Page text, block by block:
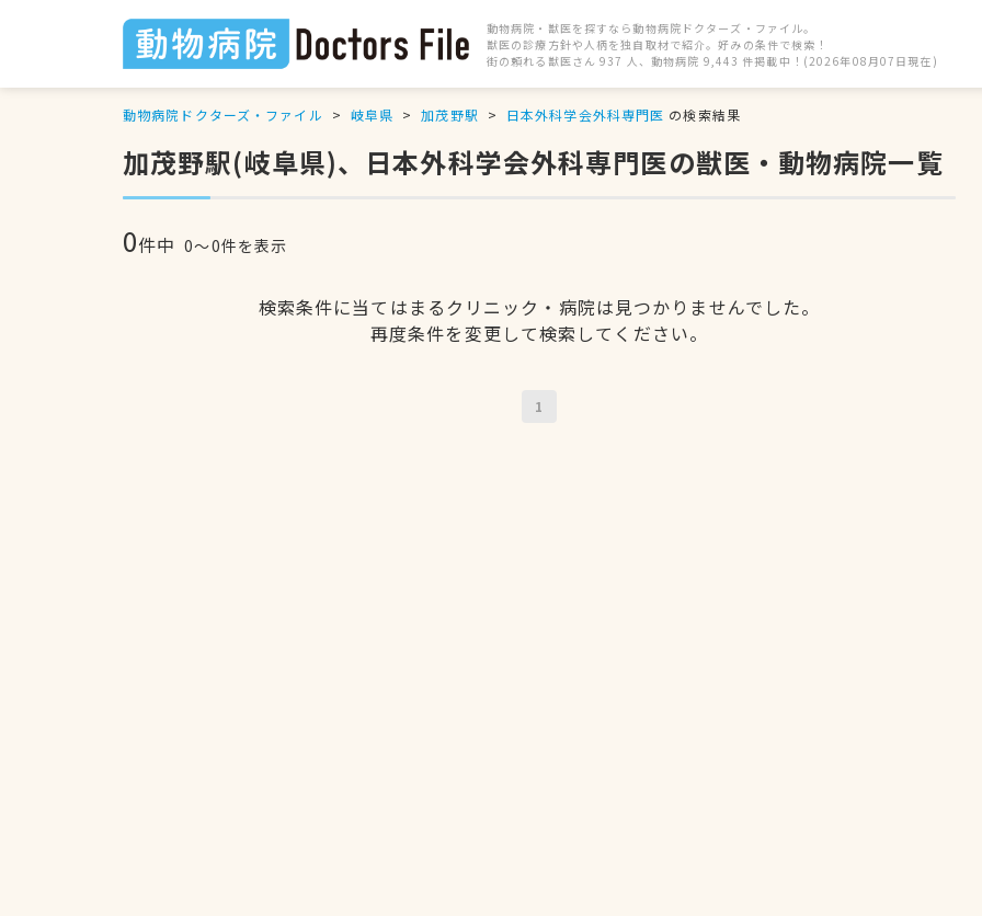
動物病院・獣医を探すなら動物病院ドクターズ・ファイル。
獣医の診療方針や人柄を独自取材で紹介。好みの条件で検索！
街の頼れる獣医さん 937 人、動物病院 9,443 件掲載中！(2026年08月07日現在)
動物病院ドクターズ・ファイル 岐阜県 加茂野駅 日本外科学会外科専門医 の検索結果
加茂野駅(岐阜県)、日本外科学会外科専門医の獣医・動物病院一覧
0件中 0〜0件を表示
検索条件に当てはまるクリニック・病院は見つかりませんでした。
再度条件を変更して検索してください。
1